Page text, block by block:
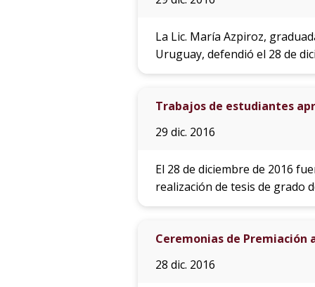
La Lic. María Azpiroz,
Uruguay, defendió el 28 de
Trabajos de estudiantes
29 dic. 2016
El 28 de diciembre de 2016
realización de tesis de grado
Ceremonias de Premiación
28 dic. 2016